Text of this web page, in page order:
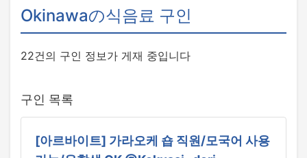
Okinawaの식음료 구인
22건의 구인 정보가 게재 중입니다
구인 목록
[아르바이트] 가라오케 숍 직원/모국어 사용